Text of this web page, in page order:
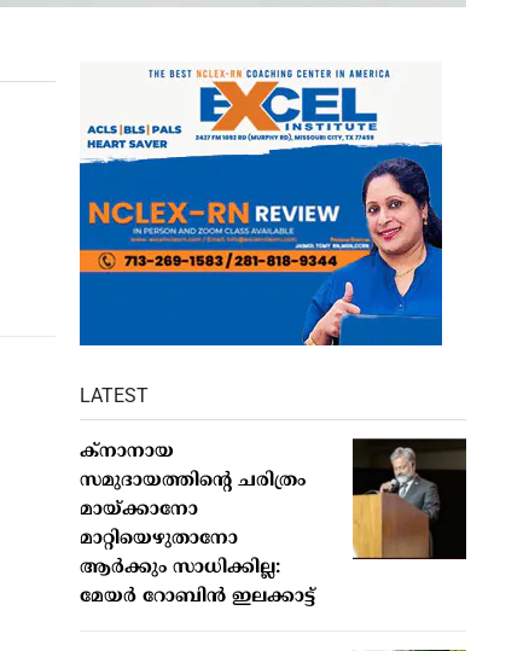
LATEST
ക്നാനായ
സമുദായത്തിന്റെ ചരിത്രം
മായ്ക്കാനോ
മാറ്റിയെഴുതാനോ
ആർക്കും സാധിക്കില്ല:
മേയർ റോബിൻ ഇലക്കാട്ട്